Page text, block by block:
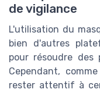
de vigilance
L'utilisation du
bien d'autres
pour résoudre des
Cependant,
rester attentif à